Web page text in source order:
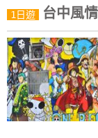
1日遊 台中風